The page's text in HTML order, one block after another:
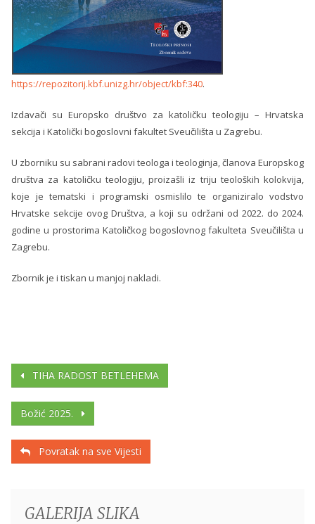
https://repozitorij.kbf.unizg.hr/object/kbf:340.
Izdavači su Europsko društvo za katoličku teologiju – Hrvatska
sekcija i Katolički bogoslovni fakultet Sveučilišta u Zagrebu.
U zborniku su sabrani radovi teologa i teologinja, članova Europskog
društva za katoličku teologiju, proizašli iz triju teoloških kolokvija,
koje je tematski i programski osmislilo te organiziralo vodstvo
Hrvatske sekcije ovog Društva, a koji su održani od 2022. do 2024.
godine u prostorima Katoličkog bogoslovnog fakulteta Sveučilišta u
Zagrebu.
Zbornik je i tiskan u manjoj nakladi.
TIHA RADOST BETLEHEMA
Božić 2025.
Povratak na sve Vijesti
GALERIJA SLIKA